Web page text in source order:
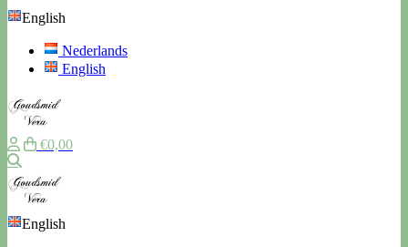
English
Nederlands
English
€0,00
English